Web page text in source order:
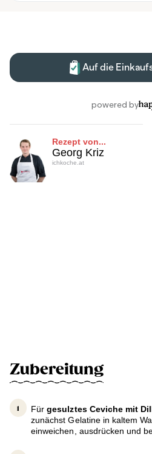
Rezept von...
Georg Kriz
ichkoche.at
Zubereitung
Fürgesulztes Ceviche mit
zunächst Gelatine in kaltem
einweichen, ausdrücken und